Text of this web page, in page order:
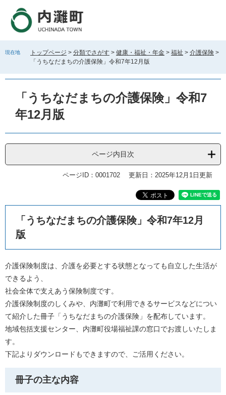
す
し
現在地 トップページ > 分類でさがす > 健康・福祉・年金 > 福祉 > 介護保険 >
「うちなだまちの介護保険」令和7年12月版
「うちなだまちの介護保険」令和7
年12月版
ページ内目次
ページID：0001702 更新日：2025年12月1日更新
「うちなだまちの介護保険」令和7年12月
版
介護保険制度は、介護を必要とする状態となっても自立した生活が
できるよう、
社会全体で支えあう保険制度です。
介護保険制度のしくみや、内灘町で利用できるサービスなどについ
て紹介した冊子「うちなだまちの介護保険」を配布しています。
地域包括支援センター、内灘町役場福祉課の窓口でお渡しいたしま
す。
下記よりダウンロードもできますので、ご活用ください。
冊子の主な内容